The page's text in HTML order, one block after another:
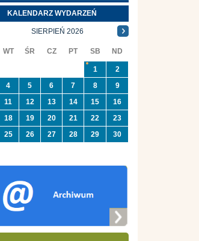
KALENDARZ WYDARZEŃ
SIERPIEŃ 2026
WT ŚR CZ PT SB ND
1
2
4 5 6 7 8
9
11 12 13 14 15
16
18 19 20 21 22
23
25 26 27 28 29
30